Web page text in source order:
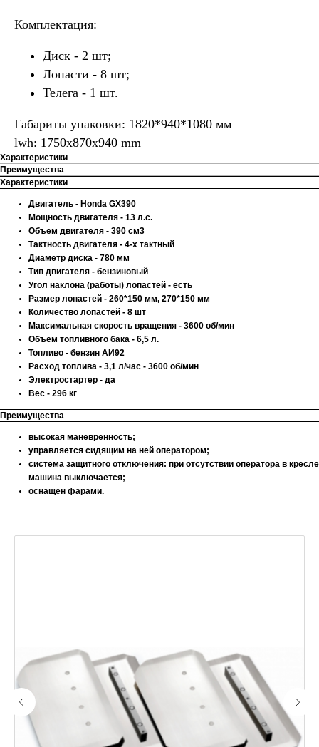
Комплектация:
Диск - 2 шт;
Лопасти - 8 шт;
Телега - 1 шт.
Габариты упаковки: 1820*940*1080 мм
lwh: 1750x870x940 mm
Характеристики
Преимущества
Характеристики
Двигатель - Honda GX390
Мощность двигателя - 13 л.с.
Объем двигателя - 390 см3
Тактность двигателя - 4-х тактный
Диаметр диска - 780 мм
Тип двигателя - бензиновый
Угол наклона (работы) лопастей - есть
Размер лопастей - 260*150 мм, 270*150 мм
Количество лопастей - 8 шт
Максимальная скорость вращения - 3600 об/мин
Объем топливного бака - 6,5 л.
Топливо - бензин АИ92
Расход топлива - 3,1 л/час - 3600 об/мин
Электростартер - да
Вес - 296 кг
Преимущества
высокая маневренность;
управляется сидящим на ней оператором;
система защитного отключения: при отсутствии оператора в кресле
машина выключается;
оснащён фарами.